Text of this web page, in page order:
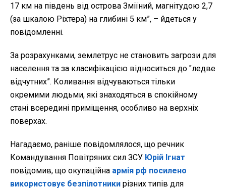
17 км на південь від острова Зміїний, магнітудою 2,7
(за шкалою Ріхтера) на глибині 5 км”, – йдеться у
повідомленні.
За розрахунками, землетрус не становить загрози для
населення та за класифікацією відноситься до "ледве
відчутних”. Коливання відчуваються тільки
окремими людьми, які знаходяться в спокійному
стані всередині приміщення, особливо на верхніх
поверхах.
Нагадаємо, раніше повідомлялося, що речник
Командування Повітряних сил ЗСУ Юрій Ігнат
повідомив, що окупаційна армія рф посилено
використовує безпілотники різних типів для